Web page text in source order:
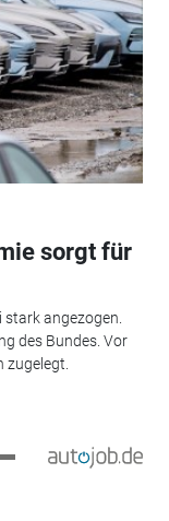
sorgt für
angezogen.
des Bundes. Vor
zugelegt.